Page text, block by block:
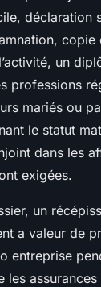
déclaration
copie
un
professions
mariés ou
le statut
dans les
exigées.
un
a valeur de
entreprise
les